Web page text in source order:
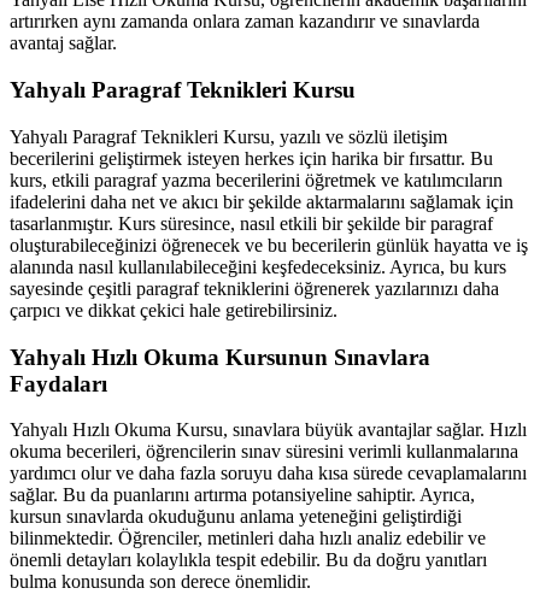
artırırken aynı zamanda onlara zaman kazandırır ve sınavlarda
avantaj sağlar.
Yahyalı Paragraf Teknikleri Kursu
Yahyalı Paragraf Teknikleri Kursu, yazılı ve sözlü iletişim
becerilerini geliştirmek isteyen herkes için harika bir fırsattır. Bu
kurs, etkili paragraf yazma becerilerini öğretmek ve katılımcıların
ifadelerini daha net ve akıcı bir şekilde aktarmalarını sağlamak için
tasarlanmıştır. Kurs süresince, nasıl etkili bir şekilde bir paragraf
oluşturabileceğinizi öğrenecek ve bu becerilerin günlük hayatta ve iş
alanında nasıl kullanılabileceğini keşfedeceksiniz. Ayrıca, bu kurs
sayesinde çeşitli paragraf tekniklerini öğrenerek yazılarınızı daha
çarpıcı ve dikkat çekici hale getirebilirsiniz.
Yahyalı Hızlı Okuma Kursunun Sınavlara
Faydaları
Yahyalı Hızlı Okuma Kursu, sınavlara büyük avantajlar sağlar. Hızlı
okuma becerileri, öğrencilerin sınav süresini verimli kullanmalarına
yardımcı olur ve daha fazla soruyu daha kısa sürede cevaplamalarını
sağlar. Bu da puanlarını artırma potansiyeline sahiptir. Ayrıca,
kursun sınavlarda okuduğunu anlama yeteneğini geliştirdiği
bilinmektedir. Öğrenciler, metinleri daha hızlı analiz edebilir ve
önemli detayları kolaylıkla tespit edebilir. Bu da doğru yanıtları
bulma konusunda son derece önemlidir.